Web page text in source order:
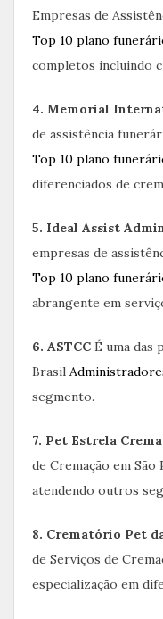
Empresas de
Top 10 plano
completos incluindo
4. Memorial
de assistência
Top 10 plano
diferenciados de
5. Ideal Assist
empresas de
Top 10 plano
abrangente em
6. ASTCC É uma das
Brasil
segmento.
7. Pet Estrela
de Cremação em São
atendendo outros
8. Crematório Pet
de Serviços de
especialização em